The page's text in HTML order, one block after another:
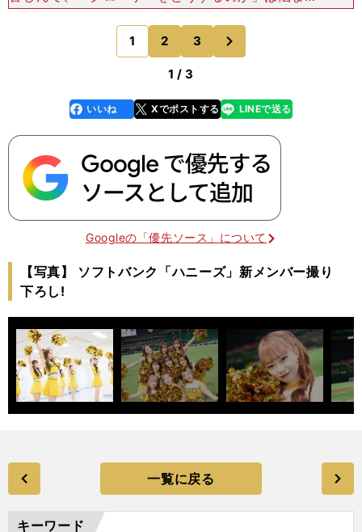
かった。ただ、益田が安定してきてから、チームの
成績も向上してきたように、しばらくはこの体制で
いくと思います
1 2 3
1 / 3
faceboo
k
いいね Xでポストする
line LINEで送る
Googleの「優先ソース」について
【写真】 ソフトバンク「ハニーズ」新メンバー撮り
下ろし!
一覧に戻る
キーワード